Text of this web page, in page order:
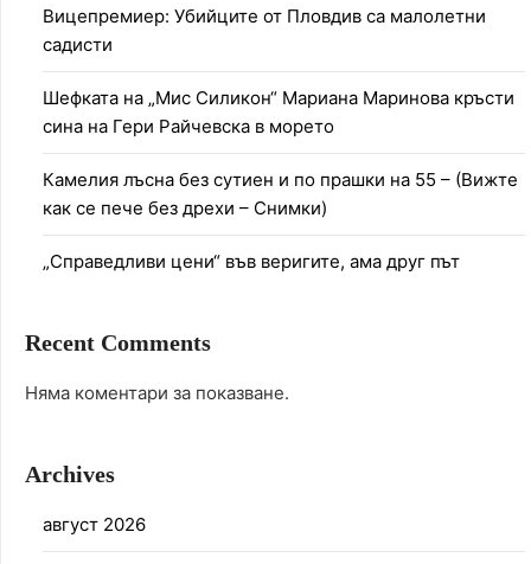
Вицепремиер: Убийците от Пловдив са малолетни
садисти
Шефката на „Мис Силикон“ Мариана Маринова кръсти
сина на Гери Райчевска в морето
Камелия лъсна без сутиен и по прашки на 55 – (Вижте
как се пече без дрехи – Снимки)
„Справедливи цени“ във веригите, ама друг път
Recent Comments
Няма коментари за показване.
Archives
август 2026